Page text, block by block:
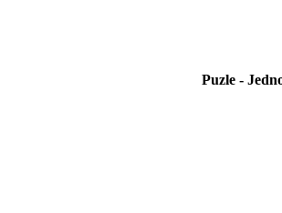
Puzle -